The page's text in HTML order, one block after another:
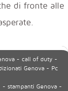
di fronte alle
- call of duty -
Genova - Pc
- stampanti Genova -